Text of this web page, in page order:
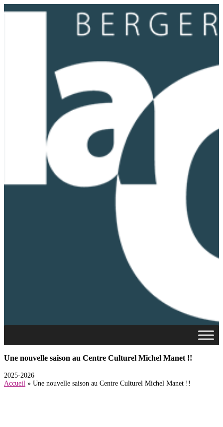
Une nouvelle saison au Centre Culturel Michel Manet !!
2025-2026
Accueil » Une nouvelle saison au Centre Culturel Michel Manet !!